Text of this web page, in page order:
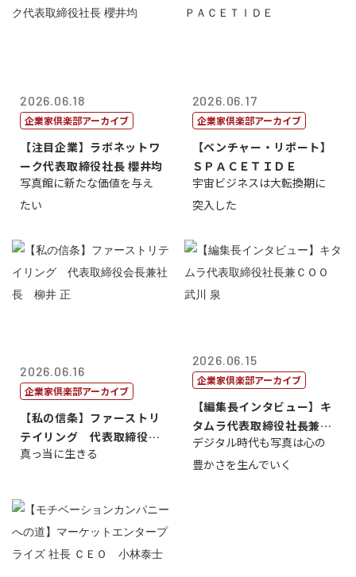
2026.06.18
企業家倶楽部アーカイブ
【注目企業】ラボネットワ
ーク代表取締役社長 櫻井均
写真館に新たな価値を与え
たい
2026.06.17
企業家倶楽部アーカイブ
【ベンチャー・リポート】
ＳＰＡＣＥＴＩＤＥ
宇宙ビジネスは大転換期に
突入した
2026.06.16
企業家倶楽部アーカイブ
【私の信条】ファーストリ
テイリング 代表取締役会
長兼社長 柳...
真っ当に生きる
2026.06.15
企業家倶楽部アーカイブ
【編集長インタビュー】キ
タムラ代表取締役社長兼Ｃ
ＯＯ 武川 ...
デジタル時代も写真は心の
豊かさを生んでいく